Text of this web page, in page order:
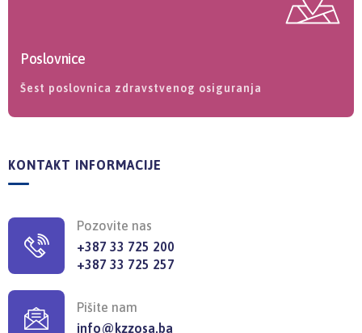
Poslovnice
Šest poslovnica zdravstvenog osiguranja
KONTAKT INFORMACIJE
Pozovite nas
+387 33 725 200
+387 33 725 257
Pišite nam
info@kzzosa.ba